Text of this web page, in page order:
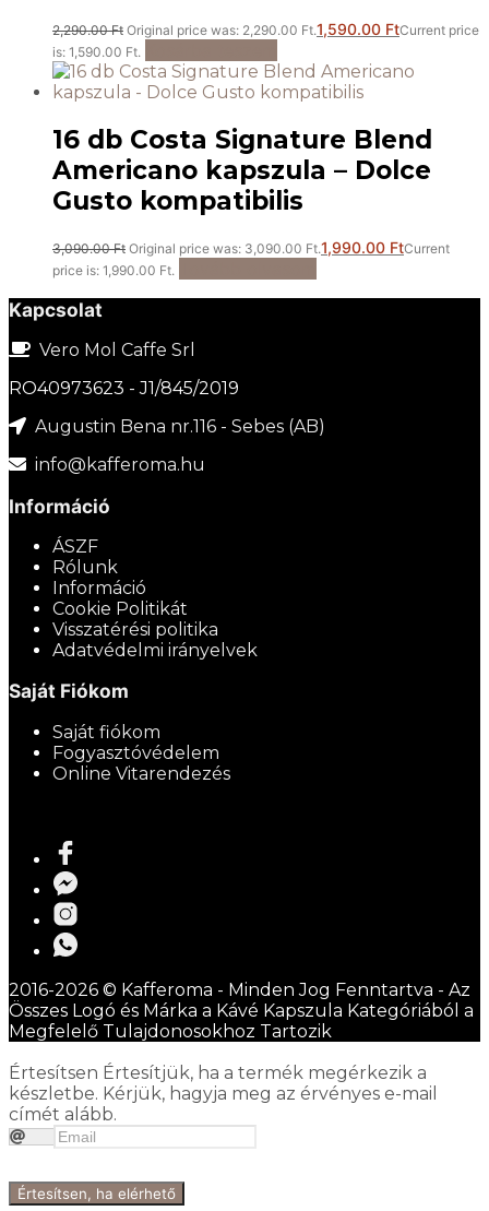
2,290.00Ft Original price was: 2,290.00 Ft.1,590.00 FtCurrent price
is: 1,590.00 Ft.
16 db Costa Signature Blend
Americano kapszula – Dolce
Gusto kompatibilis
3,090.00Ft Original price was: 3,090.00 Ft.1,990.00 FtCurrent
price is: 1,990.00 Ft.
Kapcsolat
Vero Mol Caffe Srl
RO40973623 - J1/845/2019
Augustin Bena nr.116 - Sebes (AB)
info@kafferoma.hu
Információ
ÁSZF
Rólunk
Információ
Cookie Politikát
Visszatérési politika
Adatvédelmi irányelvek
Saját Fiókom
Saját fiókom
Fogyasztóvédelem
Online Vitarendezés
2016-2026 © Kafferoma - Minden Jog Fenntartva - Az
Összes Logó és Márka a Kávé Kapszula Kategóriából a
Megfelelő Tulajdonosokhoz Tartozik
Értesítsen Értesítjük, ha a termék megérkezik a
készletbe. Kérjük, hagyja meg az érvényes e-mail
címét alább.
Értesítsen, ha elérhető